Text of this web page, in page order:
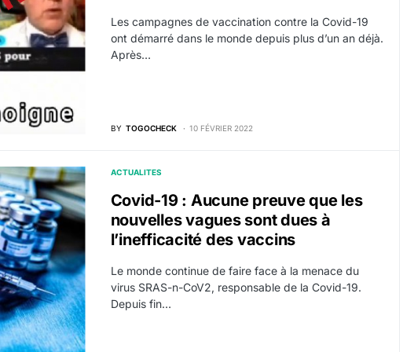
Les campagnes de vaccination contre la Covid-19
ont démarré dans le monde depuis plus d’un an déjà.
Après…
BY TOGOCHECK 10 FÉVRIER 2022
ACTUALITES
Covid-19 : Aucune preuve que les
nouvelles vagues sont dues à
l’inefficacité des vaccins
Le monde continue de faire face à la menace du
virus SRAS-n-CoV2, responsable de la Covid-19.
Depuis fin…